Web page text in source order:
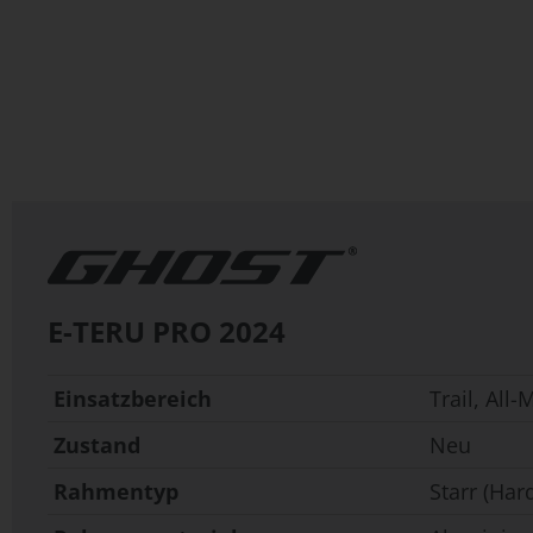
Bildergalerie
E-TERU PRO 2024
Einsatzbereich
Trail, All-
Zustand
Neu
Rahmentyp
Starr